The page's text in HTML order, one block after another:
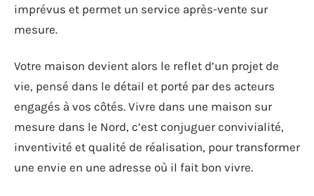
imprévus et permet un service après-vente sur
mesure.
Votre maison devient alors le reflet d’un projet de
vie, pensé dans le détail et porté par des acteurs
engagés à vos côtés. Vivre dans une maison sur
mesure dans le Nord, c’est conjuguer convivialité,
inventivité et qualité de réalisation, pour transformer
une envie en une adresse où il fait bon vivre.